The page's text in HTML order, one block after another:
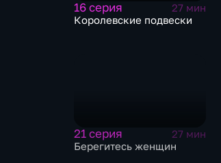
16 серия
27 мин
Королевские подвески
21 серия
27 мин
Берегитесь женщин